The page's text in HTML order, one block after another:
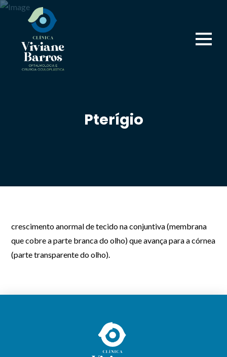
Pterígio
crescimento anormal de tecido na conjuntiva (membrana
que cobre a parte branca do olho) que avança para a córnea
(parte transparente do olho).